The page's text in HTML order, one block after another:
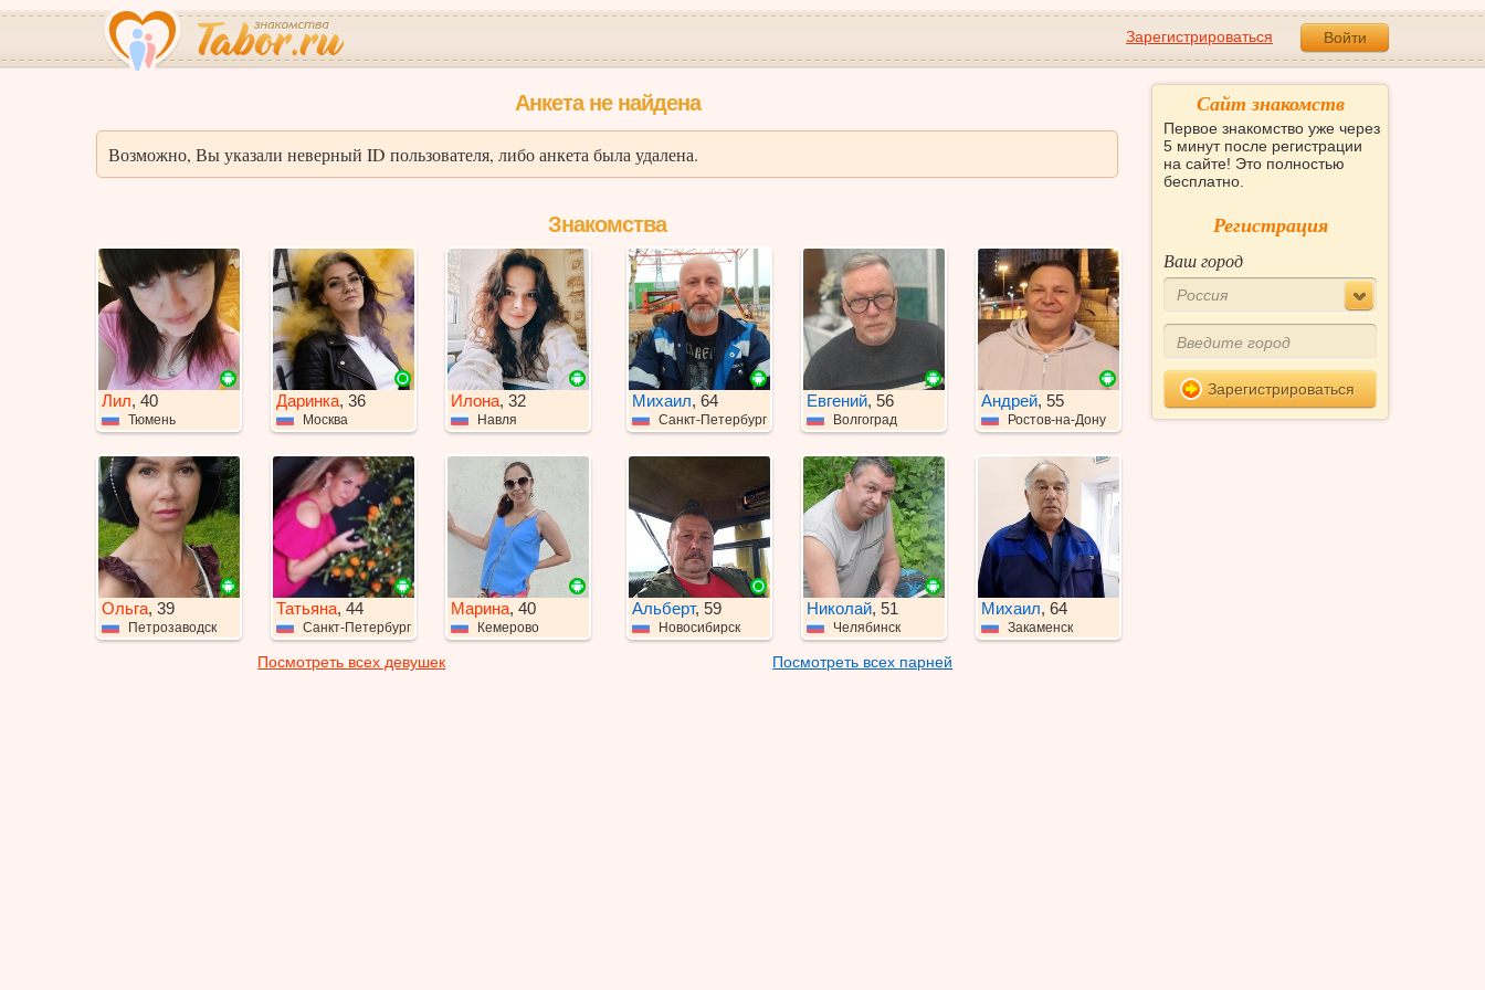
Зарегистрироваться Войти
Анкета не найдена
Возможно, Вы указали неверный ID пользователя, либо анкета была удалена.
Знакомства
Лил, 40
Тюмень
Даринка, 36
Москва
Илона, 32
Навля
Ольга, 39
Петрозаводск
Татьяна, 44
Санкт-Петербург
Марина, 40
Кемерово
Посмотреть всех девушек
Михаил, 64
Санкт-Петербург
Евгений, 56
Волгоград
Андрей, 55
Ростов-на-Дону
Альберт, 59
Новосибирск
Николай, 51
Челябинск
Михаил, 64
Закаменск
Посмотреть всех парней
Сайт знакомств
Первое знакомство уже через
5 минут после регистрации
на сайте! Это полностью
бесплатно.
Регистрация
Ваш город
Россия
Зарегистрироваться